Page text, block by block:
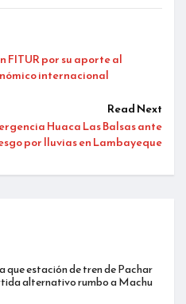
FITUR por su aporte al
internacional
Read Next
Huaca Las Balsas ante
por lluvias en Lambayeque
que estación de tren de Pachar
alternativo rumbo a Machu